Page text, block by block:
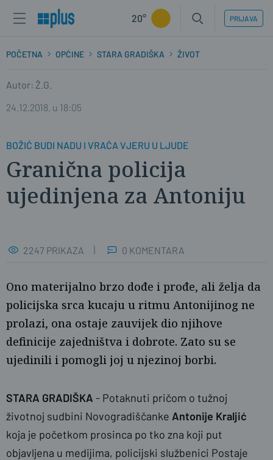
20° PRIJAVA
POČETNA OPĆINE STARA GRADIŠKA ŽIVOT
Autor: Ž.G.
24.12.2018. u 18:05
BOŽIĆ BUDI NADU I VRAĆA VJERU U LJUDE
Granična policija
ujedinjena za Antoniju
2247 PRIKAZA 0 KOMENTARA
Ono materijalno brzo dođe i prođe, ali želja da
policijska srca kucaju u ritmu Antonijinog ne
prolazi, ona ostaje zauvijek dio njihove
definicije zajedništva i dobrote. Zato su se
ujedinili i pomogli joj u njezinoj borbi.
STARA GRADIŠKA - Potaknuti pričom o tužnoj
životnoj sudbini Novogradiščanke Antonije Kraljić
koja je početkom prosinca po tko zna koji put
objavljena u medijima, policijski službenici Postaje